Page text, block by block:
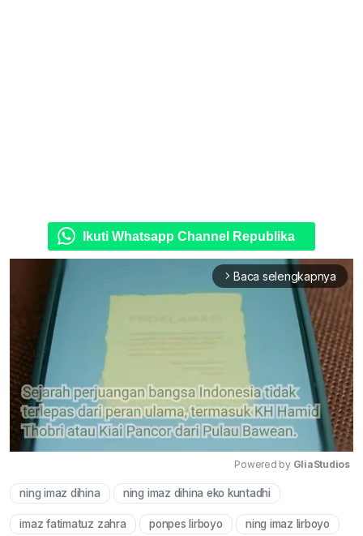
Ikuti Whatsapp Channel Republika
arrow_forward_ios Baca selengkapnya
Powered by GliaStudios
ning imaz dihina ning imaz dihina eko kuntadhi
imaz fatimatuz zahra ponpes lirboyo ning imaz lirboyo